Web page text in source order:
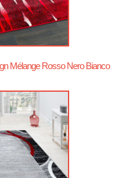
Mélange Rosso Nero Bianco